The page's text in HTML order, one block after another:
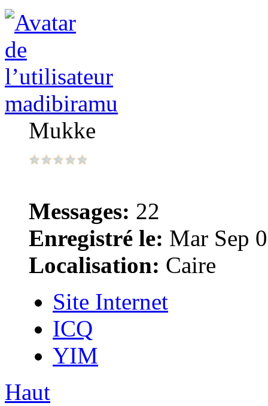
madibiramu
Mukke
Messages: 22
Enregistré le: Mar Sep
Localisation: Caire
Site Internet
ICQ
YIM
Haut